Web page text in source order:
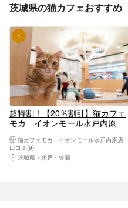
茨城県の猫カフェおすすめ
超特割！【20％割引】猫カフェ
モカ イオンモール水戸内原
ー・猫のおやつ付）
猫カフェモカ イオンモール水戸内原店
口コミ(9)
茨城県
水戸・笠間